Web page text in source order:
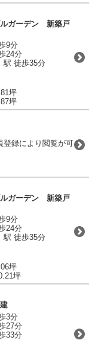
ガーデン 新築戸
9分
24分
駅 徒歩35分
坪
坪
登録により閲覧が可
ガーデン 新築戸
9分
24分
駅 徒歩35分
坪
坪
3分
27分
33分